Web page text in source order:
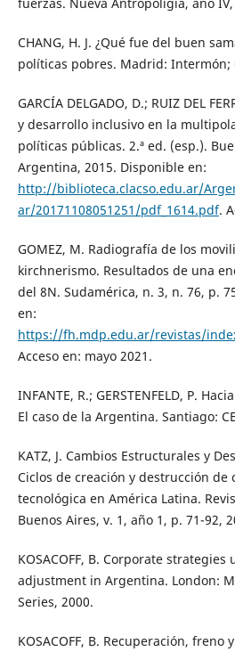
CHANG, H. J. ¿Qué fue del buen
políticas pobres. Madrid: Intermón;
GARCÍA DELGADO, D.; RUIZ DEL
y desarrollo inclusivo en la
políticas públicas. 2.ª ed. (esp.).
Argentina, 2015. Disponible en:
http://biblioteca.clacso.edu.ar/
ar/20171108051251/pdf_1614.pdf.
GOMEZ, M. Radiografía de los
kirchnerismo. Resultados de una
del 8N. Sudamérica, n. 3, n. 76, p.
en:
https://fh.mdp.edu.ar/revistas/
Acceso en: mayo 2021.
INFANTE, R.; GERSTENFELD, P.
El caso de la Argentina. Santiago:
KATZ, J. Cambios Estructurales y
Ciclos de creación y destrucción
tecnológica en América Latina.
Buenos Aires, v. 1, año 1, p. 71-92,
KOSACOFF, B. Corporate
adjustment in Argentina. London:
Series, 2000.
KOSACOFF, B. Recuperación, freno